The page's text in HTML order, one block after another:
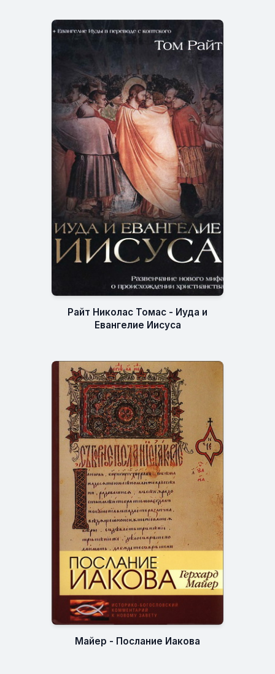
Райт Николас Томас - Иуда и
Евангелие Иисуса
Майер - Послание Иакова